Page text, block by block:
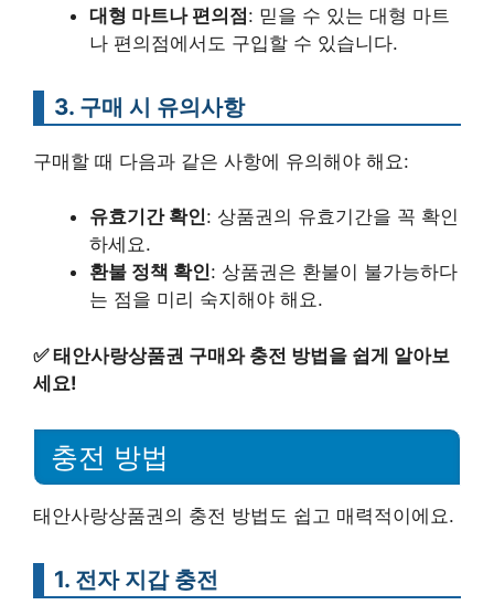
대형 마트나 편의점: 믿을 수 있는 대형 마트
나 편의점에서도 구입할 수 있습니다.
3. 구매 시 유의사항
구매할 때 다음과 같은 사항에 유의해야 해요:
유효기간 확인: 상품권의 유효기간을 꼭 확인
하세요.
환불 정책 확인: 상품권은 환불이 불가능하다
는 점을 미리 숙지해야 해요.
✅태안사랑상품권 구매와 충전 방법을 쉽게 알아보
세요!
충전 방법
태안사랑상품권의 충전 방법도 쉽고 매력적이에요.
1. 전자 지갑 충전